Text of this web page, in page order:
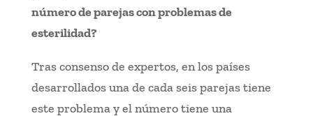
número de parejas con problemas de
esterilidad?
Tras consenso de expertos, en los países
desarrollados una de cada seis parejas tiene
este problema y el número tiene una